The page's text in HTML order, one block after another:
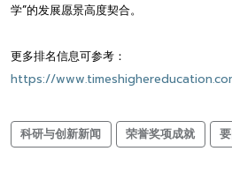
学”的发展愿景高度契合。
更多排名信息可参考：
https://
科研与创新新闻 荣誉奖项成就